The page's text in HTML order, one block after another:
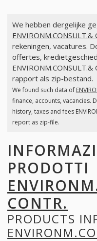
We hebben dergelijke
ENVIRONM.CONSULT.&
rekeningen, vacatures.
offertes,
rapport als zip-bestand.
We found such data of
finance, accounts, vacancies.
history, taxes and fees
report as zip-file.
PRODOTTI
CONTR.
PRODUCTS